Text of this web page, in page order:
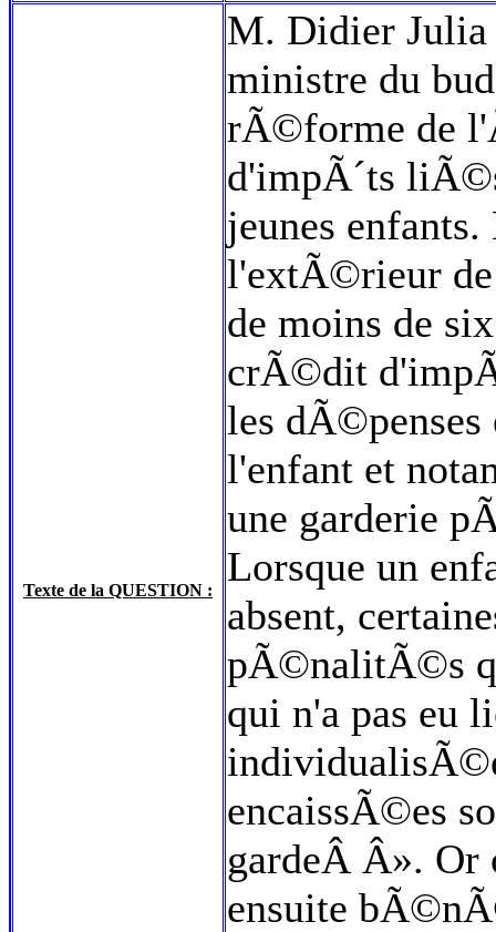
Texte de la QUESTION :
M. Didier
ministre du
rÃ©forme de
d'impÃ´ts
jeunes
l'extÃ©rieur
de moins de
crÃ©dit
les
l'enfant et
une garderie
Lorsque un
absent,
pÃ©nalitÃ©s
qui n'a pas eu
encaissÃ©es
gardeÂ Â». Or
ensuite